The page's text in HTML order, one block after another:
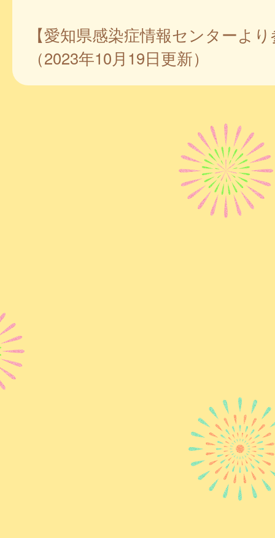
【愛知県感染症情報センターよ
（2023年10月19日更新）